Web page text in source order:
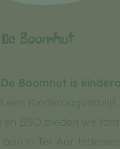
Boomhut
Boomhut is
een Kinderdagverblijf,
BSO bieden we
in Ter Aar.